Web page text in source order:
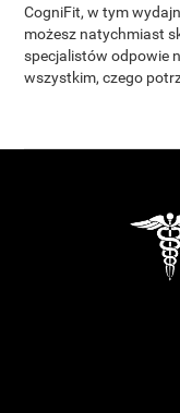
CogniFit, w tym
możesz natychmiast
specjalistów odpowie
wszystkim, czego